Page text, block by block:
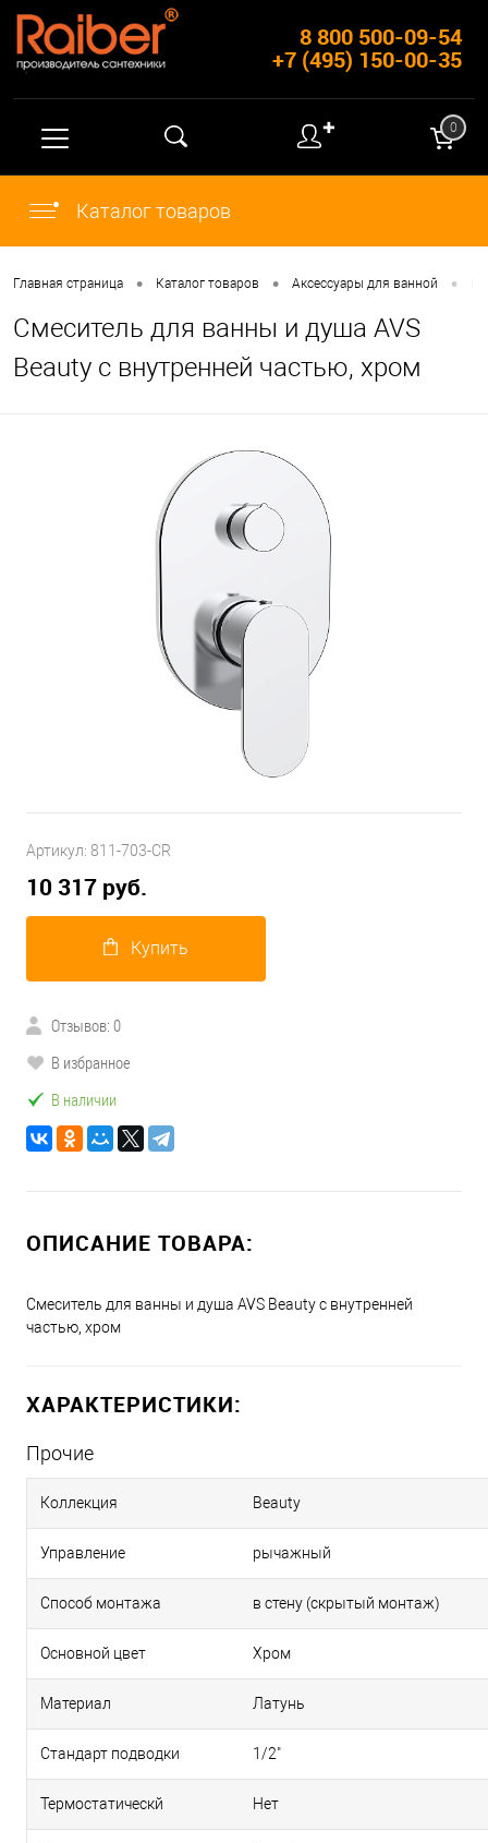
8 800 500-09-54
+7 (495) 150-00-35
✚ 0
Каталог товаров
Главная страница • Каталог товаров • Аксессуары для ванной •
Смеситель для ванны и душа AVS
Beauty с внутренней частью, хром
Артикул: 811-703-CR
10 317 руб.
Купить
Отзывов: 0
В избранное
В наличии
ОПИСАНИЕ ТОВАРА:
Смеситель для ванны и душа AVS Beauty с внутренней
частью, хром
ХАРАКТЕРИСТИКИ:
Прочие
Коллекция Beauty
Управление рычажный
Способ монтажа в стену (скрытый монтаж)
Основной цвет Хром
Материал Латунь
Стандарт подводки 1/2"
Термостатическй Нет